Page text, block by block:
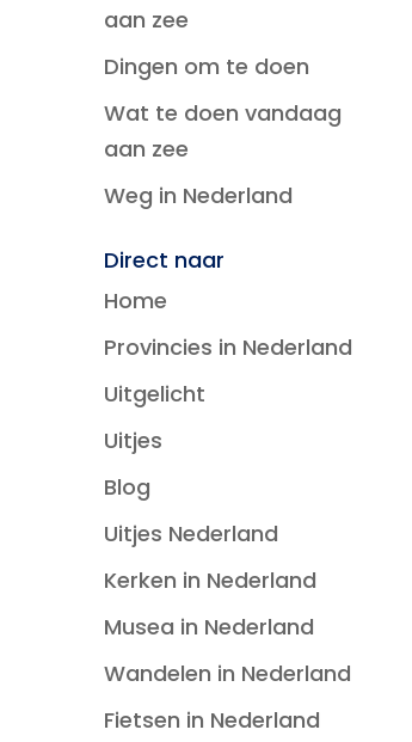
aan zee
Dingen om te doen
Wat te doen vandaag
aan zee
Weg in Nederland
Direct naar
Home
Provincies in Nederland
Uitgelicht
Uitjes
Blog
Uitjes Nederland
Kerken in Nederland
Musea in Nederland
Wandelen in Nederland
Fietsen in Nederland